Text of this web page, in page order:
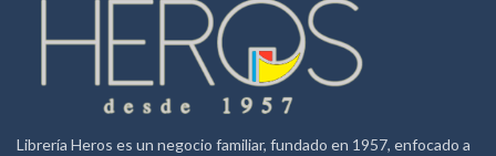
Librería Heros es un negocio familiar, fundado en 1957, enfocado a